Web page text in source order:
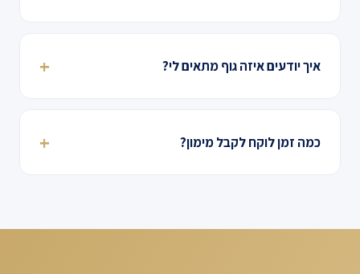
איך יודעים איזה גוף מתאים לי?
כמה זמן לוקח לקבל מימון?